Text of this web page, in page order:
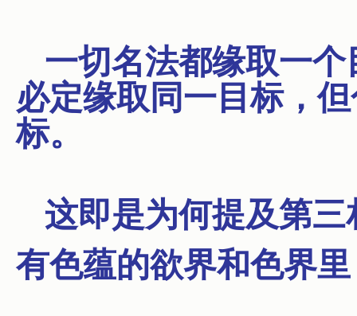
一切名法都缘取一
必定缘取同一目标，
标。
这即是为何提及第
有色蕴的欲界和色界